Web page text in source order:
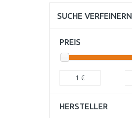
SUCHE VERFEINERN
PREIS
1 €
HERSTELLER